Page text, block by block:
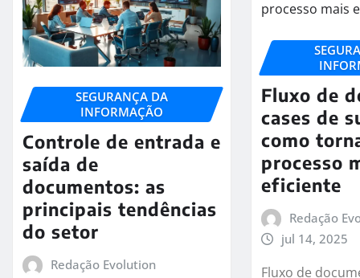
SEGURANÇA DA
INFORMAÇÃO
Controle de entrada e
saída de
documentos: as
principais tendências
do setor
Redação Evolution
Fluxo de
cases de
como
processo
eficiente
Redação
jul 14, 2025
Fluxo de